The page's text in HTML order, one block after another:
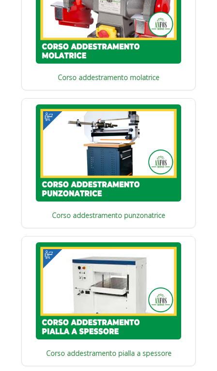
Corso addestramento molatrice
Corso addestramento punzonatrice
Corso addestramento pialla a spessore